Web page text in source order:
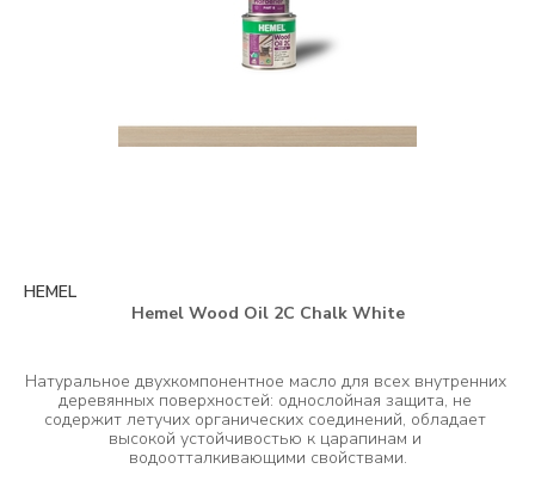
HEMEL
Hemel Wood Oil 2C Chalk White
Натуральное двухкомпонентное масло для всех внутренних
деревянных поверхностей: однослойная защита, не
содержит летучих органических соединений, обладает
высокой устойчивостью к царапинам и